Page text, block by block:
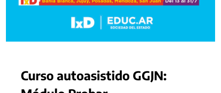
Curso autoasistido GGJN: